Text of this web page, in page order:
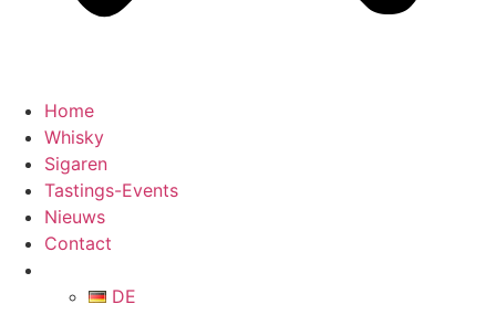
Home
Whisky
Sigaren
Tastings-Events
Nieuws
Contact
DE